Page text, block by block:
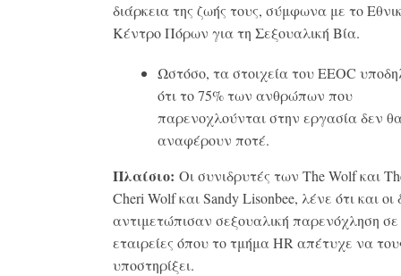
διάρκεια της ζωής τους, σύμφωνα με το
Κέντρο Πόρων για τη Σεξουαλική Βία.
Ωστόσο, τα στοιχεία του EEOC
ότι το 75% των ανθρώπων που
παρενοχλούνται στην εργασία δεν
αναφέρουν ποτέ.
Πλαίσιο: Οι συνιδρυτές των The Wolf και
Cheri Wolf και Sandy Lisonbee, λένε ότι και οι
αντιμετώπισαν σεξουαλική παρενόχληση σε
εταιρείες όπου το τμήμα HR απέτυχε να
υποστηρίξει.